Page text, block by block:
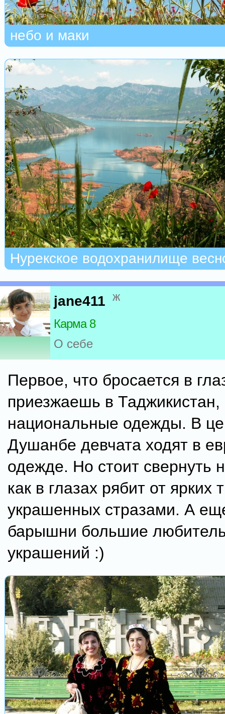
небо и маки
Нурекское водохранилище
jane411 ж
Карма 8
О себе
Первое, что бросается в
приезжаешь в Таджикистан,
национальные одежды. В
Душанбе девчата ходят в
одежде. Но стоит свернуть
как в глазах рябит от ярких
украшенных стразами. А
барышни большие
украшений :)